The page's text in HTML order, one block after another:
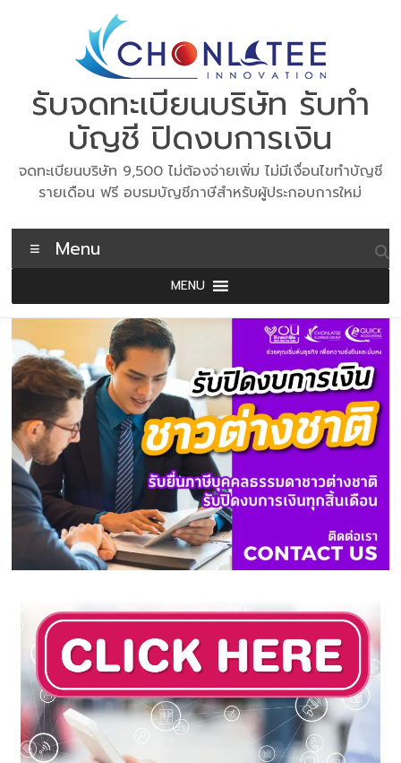
รับจดทะเบียนบริษัท รับทำ
บัญชี ปิดงบการเงิน
จดทะเบียนบริษัท 9,500 ไม่ต้องจ่ายเพิ่ม ไม่มีเงื่อนไขทำบัญชี
รายเดือน ฟรี อบรมบัญชีภาษีสำหรับผู้ประกอบการใหม่
Menu
MENU